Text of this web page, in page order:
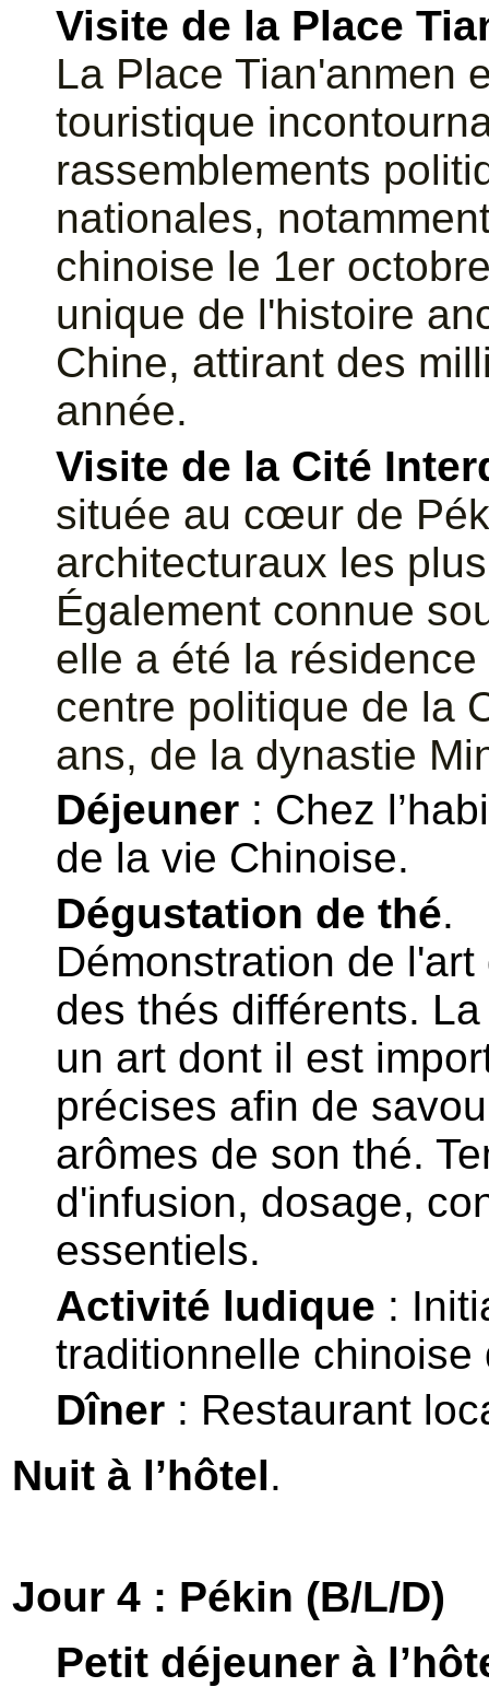
Visite de la Place
La Place Tian'anmen
touristique
rassemblements
nationales,
chinoise le 1er
unique de l'histoire
Chine, attirant des
année.
Visite de la Cité
située au cœur de
architecturaux les
Également connue
elle a été la
centre politique de la
ans, de la dynastie
Déjeuner : Chez
de la vie Chinoise.
Dégustation de thé.
Démonstration de l'art
des thés différents.
un art dont il est
précises afin de
arômes de son thé.
d'infusion, dosage,
essentiels.
Activité ludique :
traditionnelle chinoise
Dîner : Restaurant
Nuit à l’hôtel.
Jour 4 : Pékin (B/L/D)
Petit déjeuner à